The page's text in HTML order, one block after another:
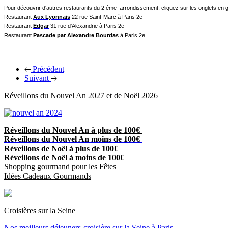
Pour découvrir d'autres restaurants du 2 éme arrondissement, cliquez sur les onglets en
Restaurant Aux Lyonnais 22 rue Saint-Marc à Paris 2e
Restaurant Edgar 31 rue d'Alexandrie à Paris 2e
Restaurant Pascade par Alexandre Bourdas à Paris 2e
Précédent
Suivant
Réveillons du Nouvel An 2027 et de Noël 2026
Réveillons du Nouvel An à plus de 100€
Réveillons du Nouvel An moins de 100€
Réveillons de Noël à plus de 100€
Réveillons de Noël à moins de 100€
Shopping gourmand pour les Fêtes
Idées Cadeaux Gourmands
Croisières sur la Seine